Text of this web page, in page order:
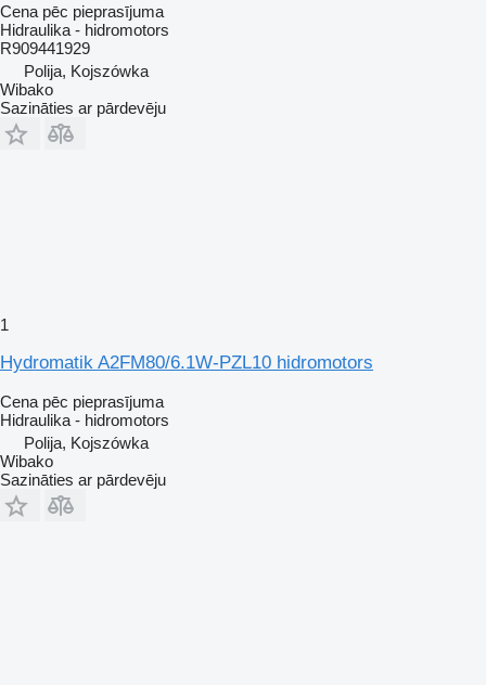
Cena pēc pieprasījuma
Hidraulika - hidromotors
R909441929
Polija, Kojszówka
Wibako
Sazināties ar pārdevēju
1
Hydromatik A2FM80/6.1W-PZL10 hidromotors
Cena pēc pieprasījuma
Hidraulika - hidromotors
Polija, Kojszówka
Wibako
Sazināties ar pārdevēju